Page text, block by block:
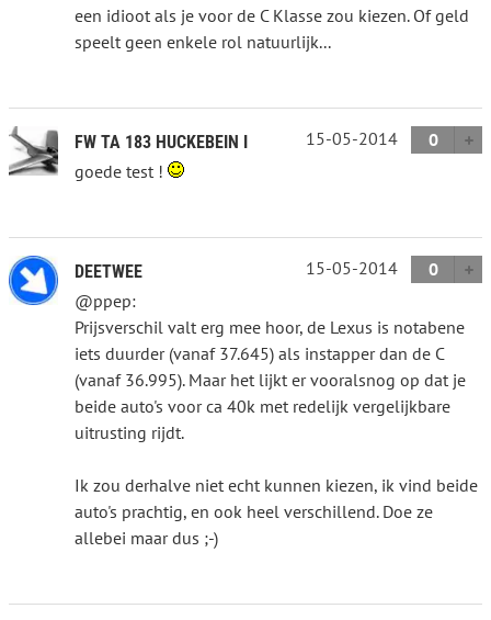
een idioot als je voor de C Klasse zou kiezen. Of geld
speelt geen enkele rol natuurlijk...
FW TA 183 HUCKEBEIN I 15-05-2014
0
goede test !
DEETWEE 15-05-2014
0
@ppep:
Prijsverschil valt erg mee hoor, de Lexus is notabene
iets duurder (vanaf 37.645) als instapper dan de C
(vanaf 36.995). Maar het lijkt er vooralsnog op dat je
beide auto's voor ca 40k met redelijk vergelijkbare
uitrusting rijdt.
Ik zou derhalve niet echt kunnen kiezen, ik vind beide
auto's prachtig, en ook heel verschillend. Doe ze
allebei maar dus ;-)